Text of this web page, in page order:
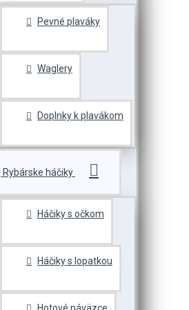
Pevné plaváky
Waglery
Doplnky k plavákom
Rybárske háčiky
Háčiky s očkom
Háčiky s lopatkou